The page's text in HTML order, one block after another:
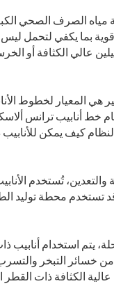
الصرف الصحي
بما يكفي لتحمل ليس
عالي الكثافة أو
هي المعيار لخطوط
كيف يمكن
تُستخدم
يتم استخدام أنابيب
خسائر التبخر
الكثافة ذات القطر